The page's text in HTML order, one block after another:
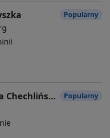
Popularny
mgr Katarzyna Chechlińska Popularny